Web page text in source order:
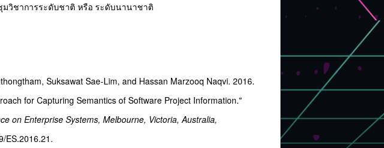
วิชาการระดับชาติ หรือ ระดับนานาชาติ
Suksawat Sae-Lim, and Hassan Marzooq Naqvi. 2016.
for Capturing Semantics of Software Project Information."
on Enterprise Systems, Melbourne, Victoria, Australia,
ES.2016.21.